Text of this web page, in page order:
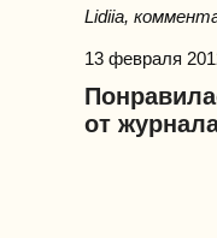
Lidiia,
13 февраля
от